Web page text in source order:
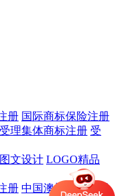
册 国际商标保险注册
受理集体商标注册 受
文设计 LOGO精品
册 中国澳门商标注册